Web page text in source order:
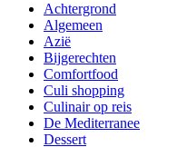
Achtergrond
Algemeen
Azië
Bijgerechten
Comfortfood
Culi shopping
Culinair op reis
De Mediterranee
Dessert